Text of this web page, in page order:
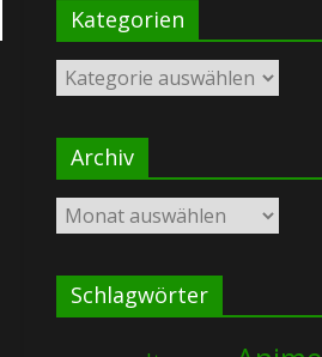
Kategorien
Kategorien
Archiv
Archiv
Schlagwörter